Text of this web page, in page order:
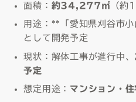
面積： 約34,277㎡ （約
用途：**「愛知県刈谷市
として開発予定
現状：解体工事が進行中、
予定
想定用途： マンション・住